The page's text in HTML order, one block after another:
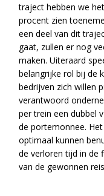
traject hebben we
procent zien
een deel van dit
gaat, zullen er nog
maken. Uiteraard
belangrijke rol bij de
bedrijven zich willen
verantwoord
per trein een dubbel
de portemonnee.
optimaal kunnen
de verloren tijd in de
van de gewonnen